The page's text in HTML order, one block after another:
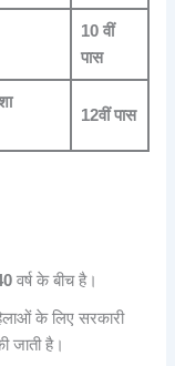
10 वीं
पास
12वीं पास
वर्ष के बीच है।
के लिए सरकारी
जाती है।